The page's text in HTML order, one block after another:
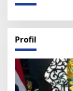
Profil